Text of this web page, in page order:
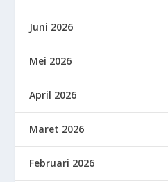
Juni 2026
Mei 2026
April 2026
Maret 2026
Februari 2026